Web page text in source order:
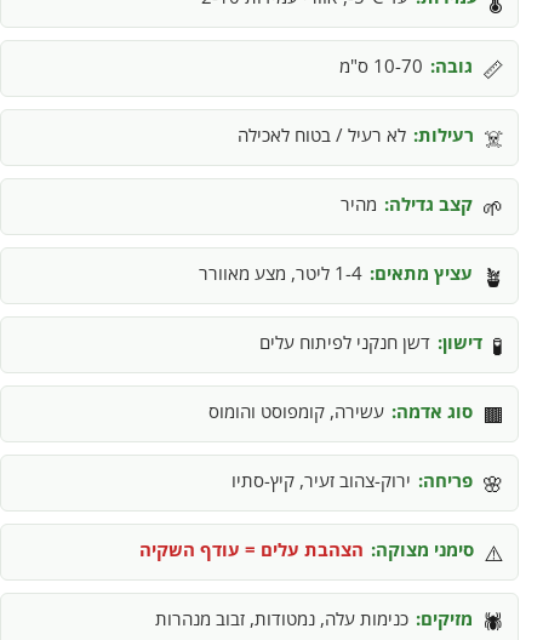
📏 גובה: 10-70 ס"מ
☠️ רעילות: לא רעיל / בטוח לאכילה
🌱 קצב גדילה: מהיר
🪴 עציץ מתאים: 1-4 ליטר, מצע מאוורר
🧪 דישון: דשן חנקני לפיתוח עלים
🟫 סוג אדמה: עשירה, קומפוסט והומוס
🌸 פריחה: ירוק-צהוב זעיר, קיץ-סתיו
⚠️ סימני מצוקה: הצהבת עלים = עודף השקיה
🕷️ מזיקים: כנימות עלה, נמטודות, זבוב מנהרות